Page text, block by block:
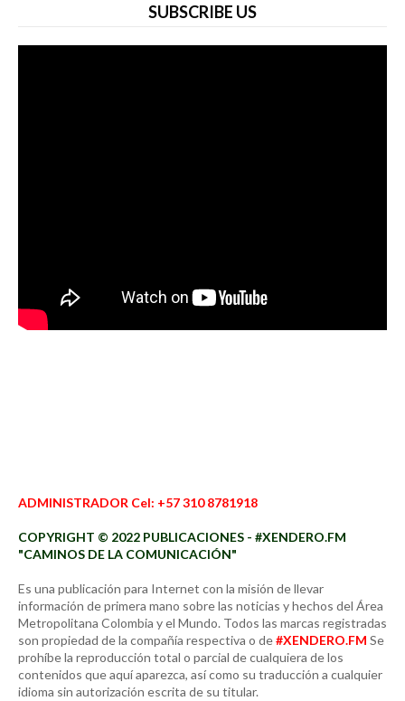
SUBSCRIBE US
ADMINISTRADOR Cel: +57 310 8781918
COPYRIGHT © 2022 PUBLICACIONES - #XENDERO.FM
"CAMINOS DE LA COMUNICACIÓN"
Es una publicación para Internet con la misión de llevar
información de primera mano sobre las noticias y hechos del Área
Metropolitana Colombia y el Mundo. Todos las marcas registradas
son propiedad de la compañía respectiva o de#XENDERO.FM Se
prohíbe la reproducción total o parcial de cualquiera de los
contenidos que aquí aparezca, así como su traducción a cualquier
idioma sin autorización escrita de su titular.